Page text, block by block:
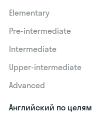
Elementary
Pre-intermediate
Intermediate
Upper-intermediate
Advanced
Английский по целям